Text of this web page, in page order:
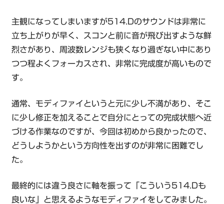
主観になってしまいますが514.Dのサウンドは非常に
立ち上がりが早く、スコンと前に音が飛び出すような鮮
烈さがあり、周波数レンジも狭くなり過ぎない中にあり
つつ程よくフォーカスされ、非常に完成度が高いもので
す。
通常、モディファイというと元に少し不満があり、そこ
に少し修正を加えることで自分にとっての完成状態へ近
づける作業なのですが、今回は初めから良かったので、
どうしようかという方向性を出すのが非常に困難でし
た。
最終的には違う良さに軸を振って「こういう514.Dも
良いな」と思えるようなモディファイをしてみました。